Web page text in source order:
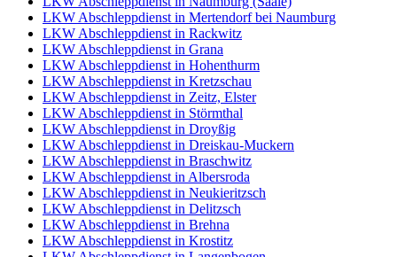
LKW Abschleppdienst in Mertendorf bei Naumburg
LKW Abschleppdienst in Rackwitz
LKW Abschleppdienst in Grana
LKW Abschleppdienst in Hohenthurm
LKW Abschleppdienst in Kretzschau
LKW Abschleppdienst in Zeitz, Elster
LKW Abschleppdienst in Störmthal
LKW Abschleppdienst in Droyßig
LKW Abschleppdienst in Dreiskau-Muckern
LKW Abschleppdienst in Braschwitz
LKW Abschleppdienst in Albersroda
LKW Abschleppdienst in Neukieritzsch
LKW Abschleppdienst in Delitzsch
LKW Abschleppdienst in Brehna
LKW Abschleppdienst in Krostitz